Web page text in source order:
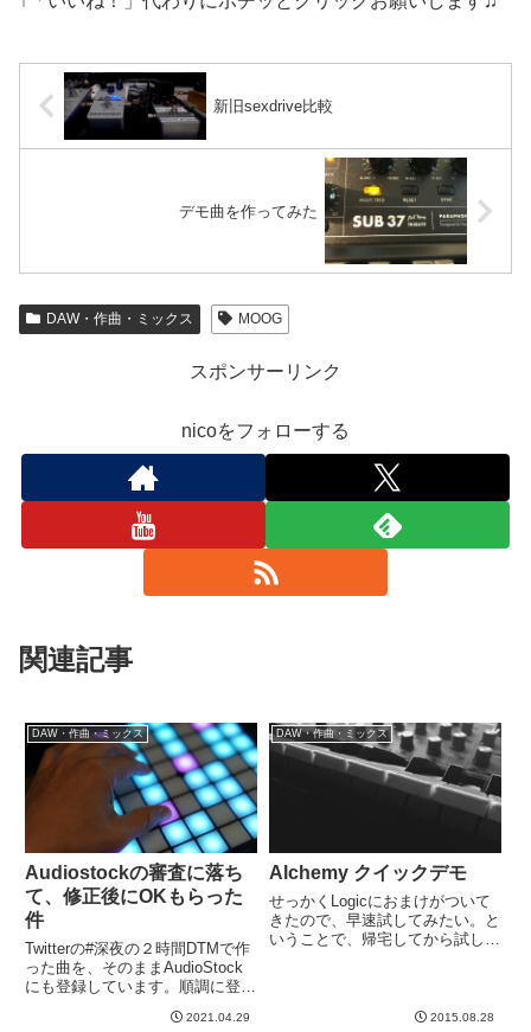
新旧sexdrive比較
デモ曲を作ってみた
DAW・作曲・ミックス MOOG
スポンサーリンク
nicoをフォローする
関連記事
DAW・作曲・ミックス
Audiostockの審査に落ち
て、修正後にOKもらった
件
Twitterの#深夜の２時間DTMで作
った曲を、そのままAudioStock
にも登録しています。順調に登録
審査に落ちました（泣）そこで、
2021.04.29
DAW・作曲・ミックス
Alchemy クイックデモ
せっかくLogicにおまけがついて
きたので、早速試してみたい。と
いうことで、帰宅してから試して
を選んでいろんな音を出していき
2015.08.28